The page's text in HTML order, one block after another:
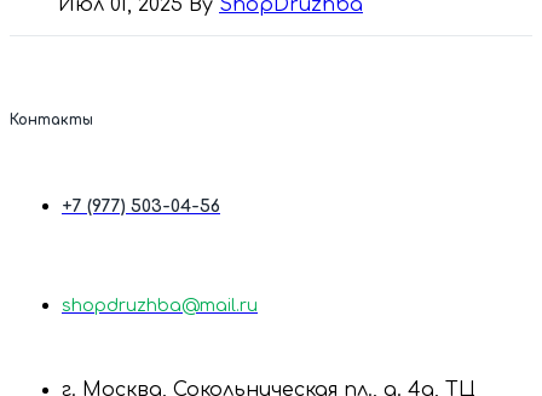
Июл 01, 2025 By ShopDruzhba
Контакты
+7 (977) 503-04-56
shopdruzhba@mail.ru
г. Москва, Сокольническая пл., д. 4а, ТЦ